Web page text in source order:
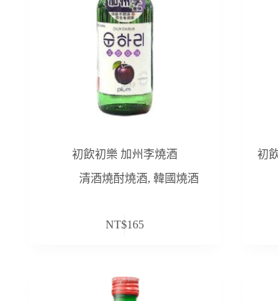
初飲初樂 加州李燒酒
清酒燒酎燒酒, 韓國燒酒
NT$165
初